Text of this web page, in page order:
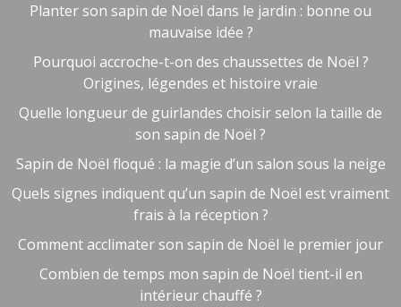
Planter son sapin de Noël dans le jardin : bonne ou
mauvaise idée ?
Pourquoi accroche-t-on des chaussettes de Noël ?
Origines, légendes et histoire vraie
Quelle longueur de guirlandes choisir selon la taille de
son sapin de Noël ?
Sapin de Noël floqué : la magie d’un salon sous la neige
Quels signes indiquent qu’un sapin de Noël est vraiment
frais à la réception ?
Comment acclimater son sapin de Noël le premier jour
Combien de temps mon sapin de Noël tient-il en
intérieur chauffé ?